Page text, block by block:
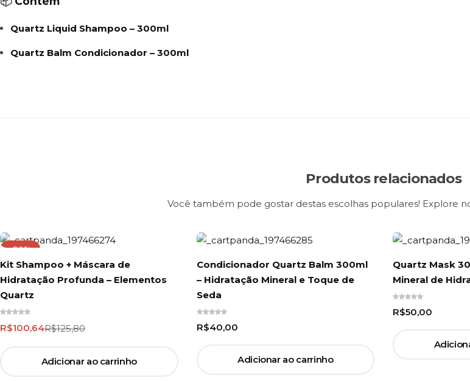
Quartz Liquid Shampoo – 300ml
Quartz Balm Condicionador – 300ml
Produtos relacionados
Você também pode gostar destas escolhas populares! Explore
-20%
Kit Shampoo + Máscara de
Hidratação Profunda – Elementos
Quartz
R$125,80
R$100,64
Adicionar ao carrinho
Condicionador Quartz Balm 300ml
– Hidratação Mineral e Toque de
Seda
R$40,00
Adicionar ao carrinho
Quartz Mask
Mineral de
R$50,00